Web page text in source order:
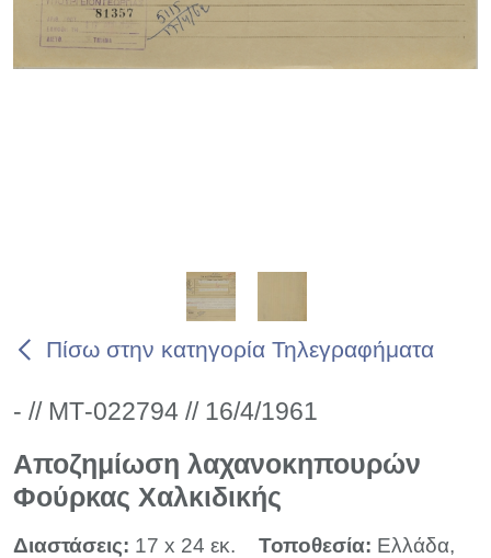
Πίσω στην κατηγορία Τηλεγραφήματα
- // ΜΤ-022794 // 16/4/1961
Αποζημίωση λαχανοκηπουρών
Φούρκας Χαλκιδικής
Διαστάσεις: 17 x 24 εκ. Τοποθεσία: Ελλάδα,